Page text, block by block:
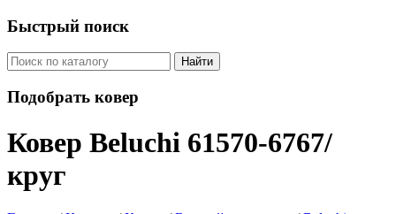
Быстрый поиск
Найти
Подобрать ковер
Ковер Beluchi 61570-6767/
круг